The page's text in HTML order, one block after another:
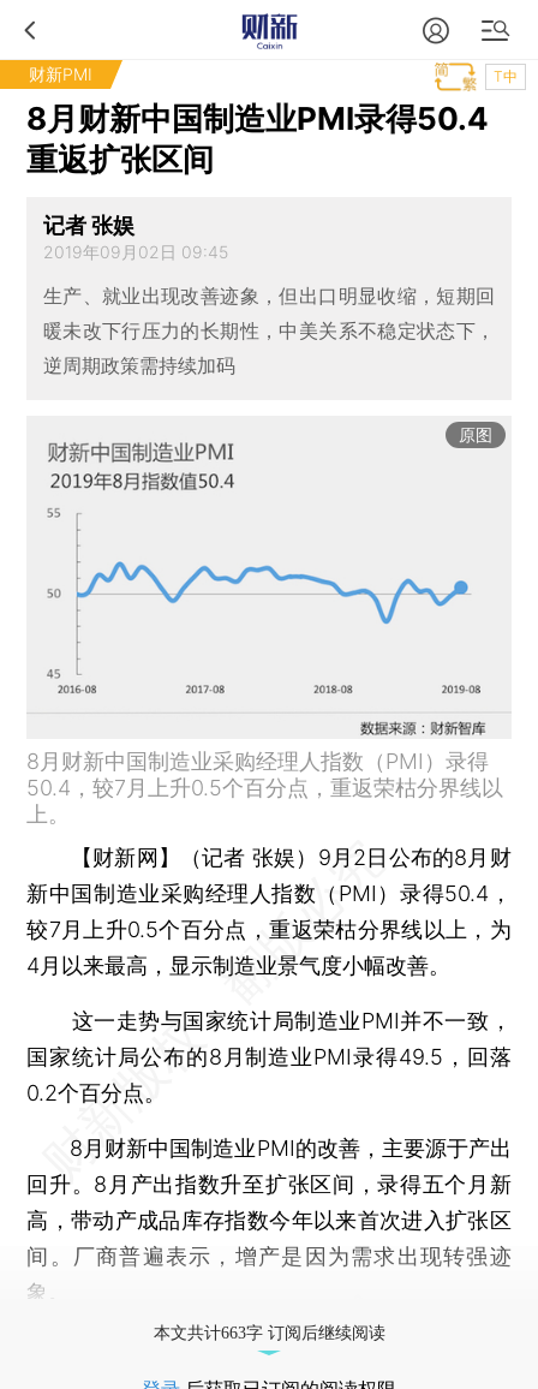
财新PMI T中
8月财新中国制造业PMI录得50.4
重返扩张区间
记者 张娱
2019年09月02日 09:45
生产、就业出现改善迹象，但出口明显收缩，短期回
暖未改下行压力的长期性，中美关系不稳定状态下，
逆周期政策需持续加码
原图
8月财新中国制造业采购经理人指数（PMI）录得
50.4，较7月上升0.5个百分点，重返荣枯分界线以
上。
【财新网】（记者 张娱） 9月2日公布的8月财
新中国制造业采购经理人指数（PMI）录得50.4，
较7月上升0.5个百分点，重返荣枯分界线以上，为
4月以来最高，显示制造业景气度小幅改善。
这一走势与国家统计局制造业PMI并不一致，
国家统计局公布的8月制造业PMI录得49.5，回落
0.2个百分点。
8月财新中国制造业PMI的改善，主要源于产出
回升。8月产出指数升至扩张区间，录得五个月新
高，带动产成品库存指数今年以来首次进入扩张区
间。厂商普遍表示，增产是因为需求出现转强迹
象。
本文共计663字 订阅后继续阅读